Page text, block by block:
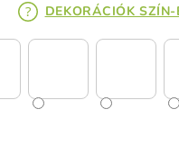
DEKORÁCIÓK